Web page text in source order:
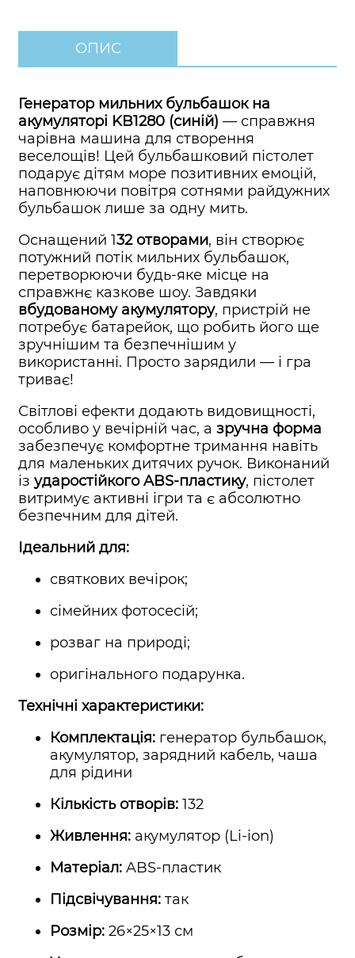
ОПИС
Генератор мильних бульбашок на
акумуляторі KB1280 (синій) — справжня
чарівна машина для створення
веселощів! Цей бульбашковий пістолет
подарує дітям море позитивних емоцій,
наповнюючи повітря сотнями райдужних
бульбашок лише за одну мить.
Оснащений 132 отворами, він створює
потужний потік мильних бульбашок,
перетворюючи будь-яке місце на
справжнє казкове шоу. Завдяки
вбудованому акумулятору, пристрій не
потребує батарейок, що робить його ще
зручнішим та безпечнішим у
використанні. Просто зарядили — і гра
триває!
Світлові ефекти додають видовищності,
особливо у вечірній час, а зручна форма
забезпечує комфортне тримання навіть
для маленьких дитячих ручок. Виконаний
із ударостійкого ABS-пластику, пістолет
витримує активні ігри та є абсолютно
безпечним для дітей.
Ідеальний для:
святкових вечірок;
сімейних фотосесій;
розваг на природі;
оригінального подарунка.
Технічні характеристики:
Комплектація: генератор бульбашок,
акумулятор, зарядний кабель, чаша
для рідини
Кількість отворів: 132
Живлення: акумулятор (Li-ion)
Матеріал: ABS-пластик
Підсвічування: так
Розмір: 26×25×13 см